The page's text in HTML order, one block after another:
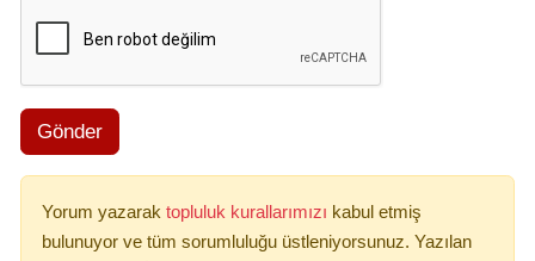
Gönder
Yorum yazarak topluluk kurallarımızı kabul etmiş
bulunuyor ve tüm sorumluluğu üstleniyorsunuz. Yazılan